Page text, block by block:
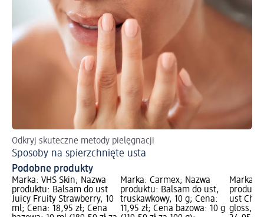
Odkryj skuteczne metody pielęgnacji
Sposoby na spierzchnięte usta
Podobne produkty
Marka: VHS Skin; Nazwa
produktu: Balsam do ust
Juicy Fruity Strawberry, 10
ml; Cena: 18,95 zł; Cena
Marka: Carmex; Nazwa
produktu: Balsam do ust,
truskawkowy, 10 g; Cena:
11,95 zł; Cena bazowa: 10 g
Marka:
ust
gloss,